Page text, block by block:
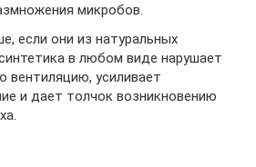
микробов.
если они из натуральных
в любом виде нарушает
вентиляцию, усиливает
и дает толчок возникновению